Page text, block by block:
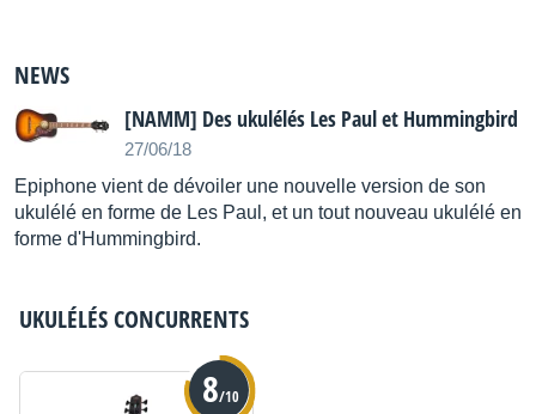
NEWS
[NAMM] Des ukulélés Les Paul et Hummingbird
27/06/18
Epiphone vient de dévoiler une nouvelle version de son
ukulélé en forme de Les Paul, et un tout nouveau ukulélé en
forme d'Hummingbird.
UKULÉLÉSCONCURRENTS
8/10